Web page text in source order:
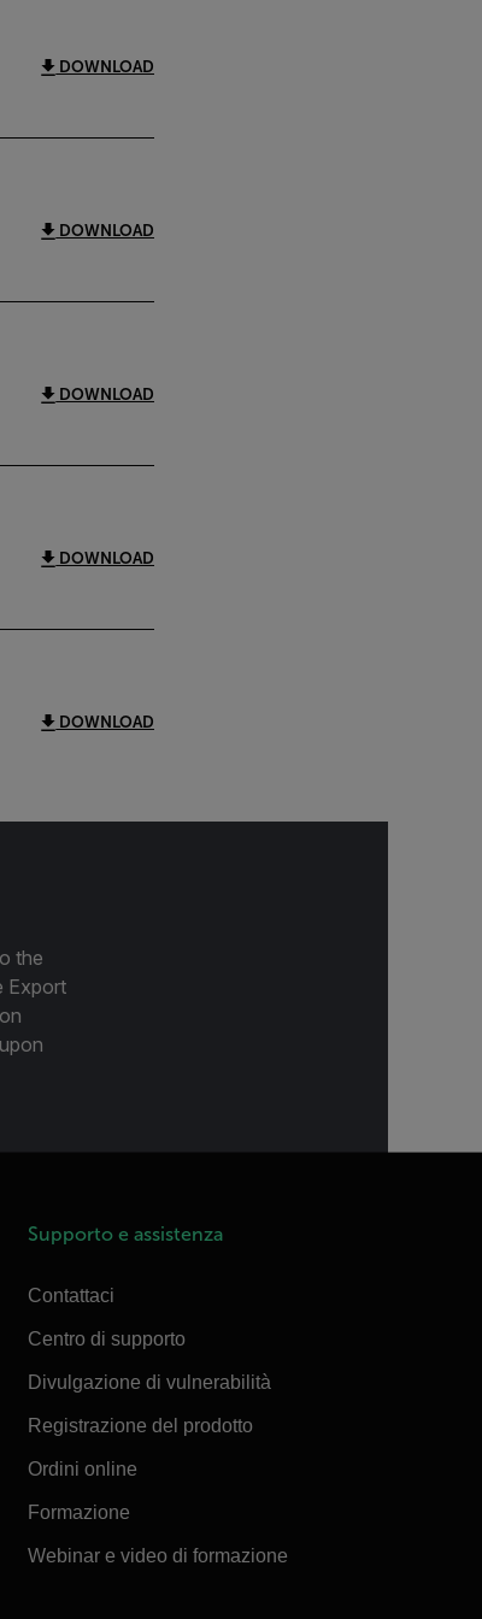
DOWNLOAD
DOWNLOAD
DOWNLOAD
DOWNLOAD
DOWNLOAD
the
Export
Supporto e assistenza
Contattaci
Centro di supporto
Divulgazione di vulnerabilità
Registrazione del prodotto
Ordini online
Formazione
Webinar e video di formazione